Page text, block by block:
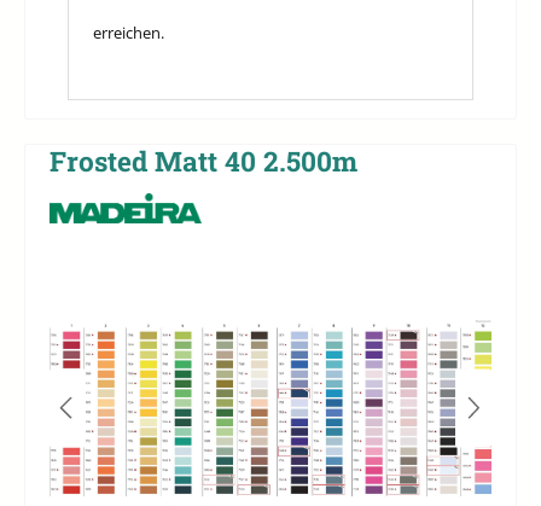
erreichen.
Frosted Matt 40 2.500m